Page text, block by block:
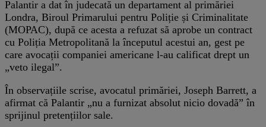
Palantir a dat în judecată un departament al primăriei
Londra, Biroul Primarului pentru Poliție și Criminalitate
(MOPAC), după ce acesta a refuzat să aprobe un contract
cu Poliția Metropolitană la începutul acestui an, gest pe
care avocații companiei americane l-au calificat drept un
„veto ilegal”.
În observațiile scrise, avocatul primăriei, Joseph Barrett, a
afirmat că Palantir „nu a furnizat absolut nicio dovadă” în
sprijinul pretențiilor sale.